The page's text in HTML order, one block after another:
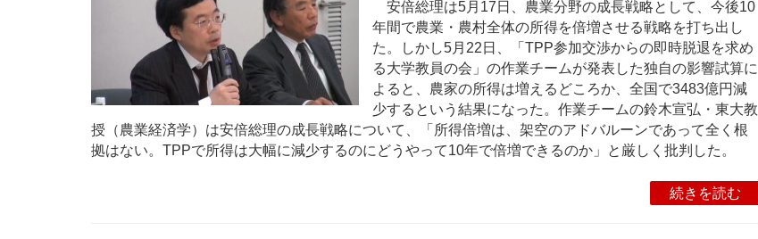
安倍総理は5月17日、農業分野の成長戦略として、今後10
年間で農業・農村全体の所得を倍増させる戦略を打ち出し
た。しかし5月22日、「TPP参加交渉からの即時脱退を求め
る大学教員の会」の作業チームが発表した独自の影響試算に
よると、農家の所得は増えるどころか、全国で3483億円減
少するという結果になった。作業チームの鈴木宣弘・東大教
授（農業経済学）は安倍総理の成長戦略について、「所得倍増は、架空のアドバルーンであって全く根
拠はない。TPPで所得は大幅に減少するのにどうやって10年で倍増できるのか」と厳しく批判した。
続きを読む